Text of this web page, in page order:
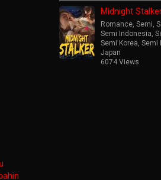
Midnight
Romance Semi
Semi Indonesia
Semi Korea Semi
Japan
6074 Views